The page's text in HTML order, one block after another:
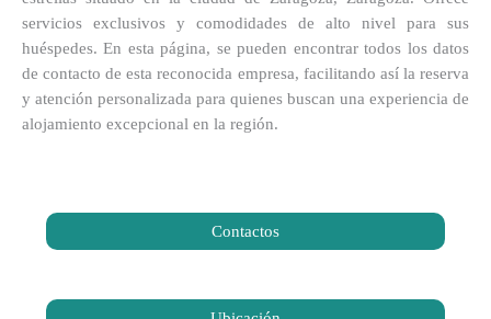
servicios exclusivos y comodidades de alto nivel para sus
huéspedes. En esta página, se pueden encontrar todos los datos
de contacto de esta reconocida empresa, facilitando así la reserva
y atención personalizada para quienes buscan una experiencia de
alojamiento excepcional en la región.
Contactos